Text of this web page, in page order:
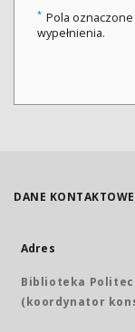
* Pola
wypełnienia.
DANE KONTAKTOWE
Adres
Biblioteka
(koordynator